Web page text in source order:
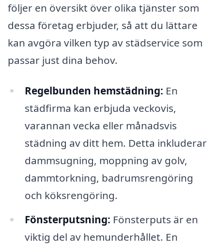
följer en översikt över olika tjänster som
dessa företag erbjuder, så att du lättare
kan avgöra vilken typ av städservice som
passar just dina behov.
Regelbunden hemstädning: En
städfirma kan erbjuda veckovis,
varannan vecka eller månadsvis
städning av ditt hem. Detta inkluderar
dammsugning, moppning av golv,
dammtorkning, badrumsrengöring
och köksrengöring.
Fönsterputsning: Fönsterputs är en
viktig del av hemunderhållet. En